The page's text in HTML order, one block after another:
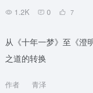
1.2K 0 7
从《十年一梦》至《澄
之道的转换
作者
青泽